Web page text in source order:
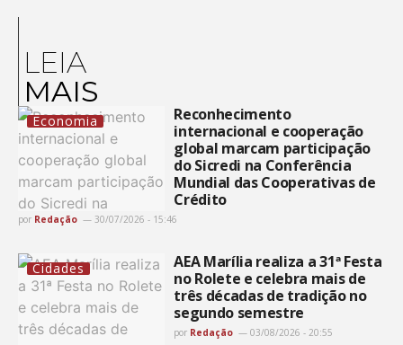
LEIA
MAIS
Economia
Reconhecimento
internacional e cooperação
global marcam participação
do Sicredi na Conferência
Mundial das Cooperativas de
Crédito
por Redação 30/07/2026 - 15:46
Cidades
AEA Marília realiza a 31ª Festa
no Rolete e celebra mais de
três décadas de tradição no
segundo semestre
por Redação 03/08/2026 - 20:55